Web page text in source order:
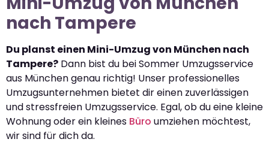
nach Tampere
Du planst einen Mini-Umzug von München nach
Tampere? Dann bist du bei Sommer Umzugsservice
aus München genau richtig! Unser professionelles
Umzugsunternehmen bietet dir einen zuverlässigen
und stressfreien Umzugsservice. Egal, ob du eine kleine
Wohnung oder ein kleines Büro umziehen möchtest,
wir sind für dich da.